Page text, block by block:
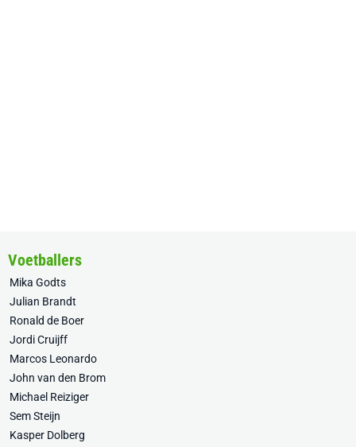
Voetballers
Mika Godts
Julian Brandt
Ronald de Boer
Jordi Cruijff
Marcos Leonardo
John van den Brom
Michael Reiziger
Sem Steijn
Kasper Dolberg